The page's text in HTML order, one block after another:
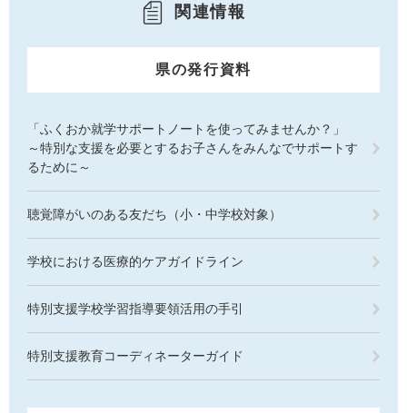
関連情報
県の発行資料
「ふくおか就学サポートノートを使ってみませんか？」
～特別な支援を必要とするお子さんをみんなでサポートす
るために～
聴覚障がいのある友だち（小・中学校対象）
学校における医療的ケアガイドライン
特別支援学校学習指導要領活用の手引
特別支援教育コーディネーターガイド